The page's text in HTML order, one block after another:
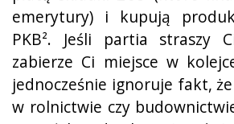
emerytury) i kupują
PKB². Jeśli partia straszy
zabierze Ci miejsce w
jednocześnie ignoruje fakt,
w rolnictwie czy